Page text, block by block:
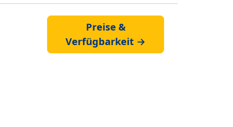
Preise &
Verfügbarkeit →